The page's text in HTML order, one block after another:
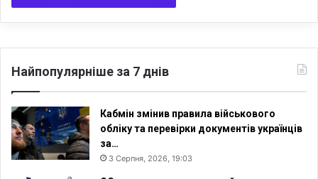
Найпопулярніше за 7 днів
Кабмін змінив правила військового
обліку та перевірки документів українців
за…
3 Серпня, 2026, 19:03